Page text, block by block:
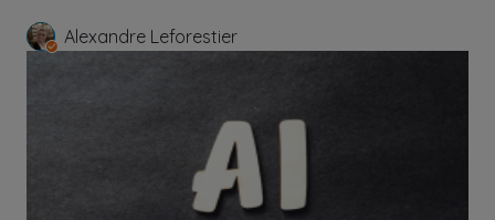
Alexandre Leforestier